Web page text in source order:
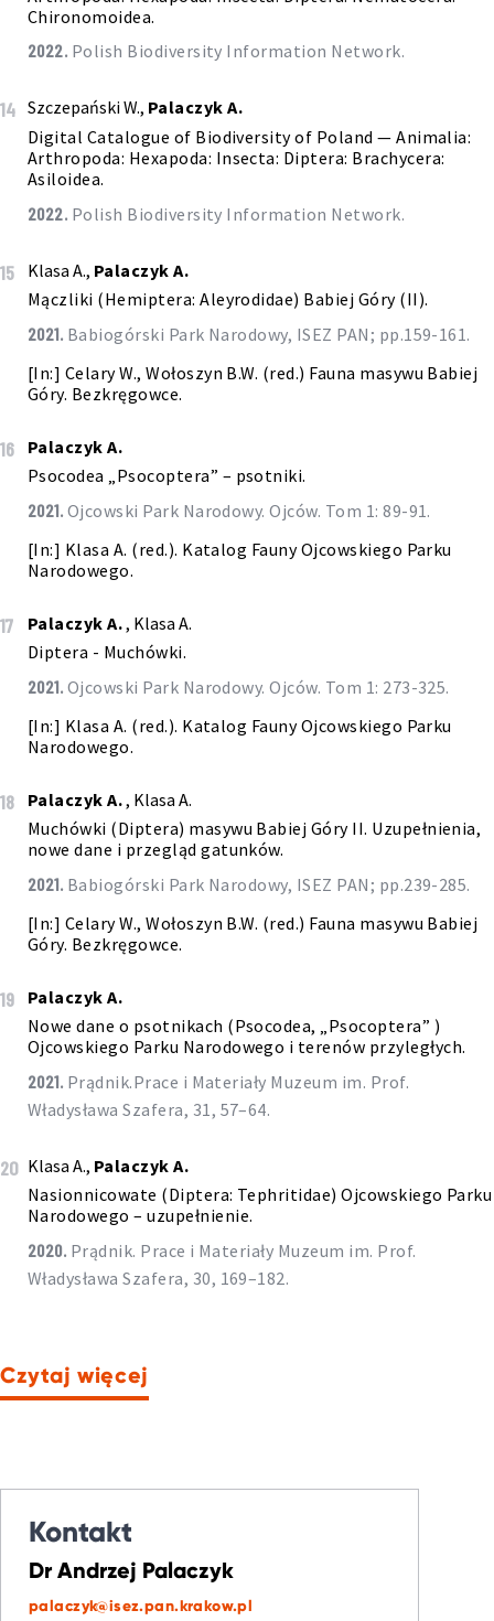
Chironomoidea.
2022. Polish Biodiversity Information Network.
14 Szczepański W., Palaczyk A.
Digital Catalogue of Biodiversity of Poland — Animalia:
Arthropoda: Hexapoda: Insecta: Diptera: Brachycera:
Asiloidea.
2022. Polish Biodiversity Information Network.
15 Klasa A., Palaczyk A.
Mączliki (Hemiptera: Aleyrodidae) Babiej Góry (II).
2021. Babiogórski Park Narodowy, ISEZ PAN; pp.159-161.
[In:] Celary W., Wołoszyn B.W. (red.) Fauna masywu Babiej
Góry. Bezkręgowce.
16
Palaczyk A.
Psocodea „Psocoptera” – psotniki.
2021. Ojcowski Park Narodowy. Ojców. Tom 1: 89-91.
[In:] Klasa A. (red.). Katalog Fauny Ojcowskiego Parku
Narodowego.
17 Palaczyk A., Klasa A.
Diptera - Muchówki.
2021. Ojcowski Park Narodowy. Ojców. Tom 1: 273-325.
[In:] Klasa A. (red.). Katalog Fauny Ojcowskiego Parku
Narodowego.
18 Palaczyk A., Klasa A.
Muchówki (Diptera) masywu Babiej Góry II. Uzupełnienia,
nowe dane i przegląd gatunków.
2021. Babiogórski Park Narodowy, ISEZ PAN; pp.239-285.
[In:] Celary W., Wołoszyn B.W. (red.) Fauna masywu Babiej
Góry. Bezkręgowce.
19
Palaczyk A.
Nowe dane o psotnikach (Psocodea, „Psocoptera” )
Ojcowskiego Parku Narodowego i terenów przyległych.
2021.
Władysława Szafera, 31, 57–64.
20 Klasa A., Palaczyk A.
Nasionnicowate (Diptera: Tephritidae) Ojcowskiego Parku
Narodowego – uzupełnienie.
2020.
Władysława Szafera, 30, 169–182.
Czytaj więcej
Kontakt
Dr Andrzej Palaczyk
palaczyk@isez.pan.krakow.pl